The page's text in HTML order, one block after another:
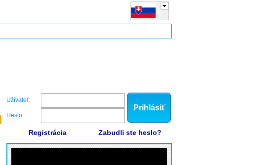
Užívateľ:
Heslo:
Prihlásiť
Registrácia Zabudli ste heslo?